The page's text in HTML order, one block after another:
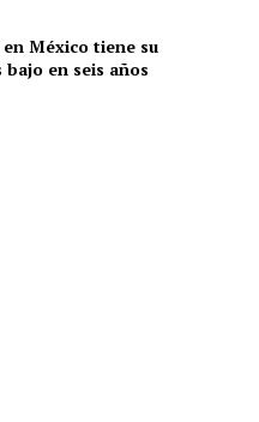
México tiene su
bajo en seis años